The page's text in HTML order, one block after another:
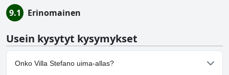
9.1 Erinomainen
Usein kysytyt kysymykset
Onko Villa Stefano uima-allas?